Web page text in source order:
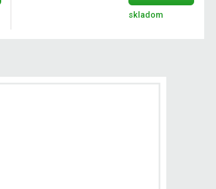
skladom